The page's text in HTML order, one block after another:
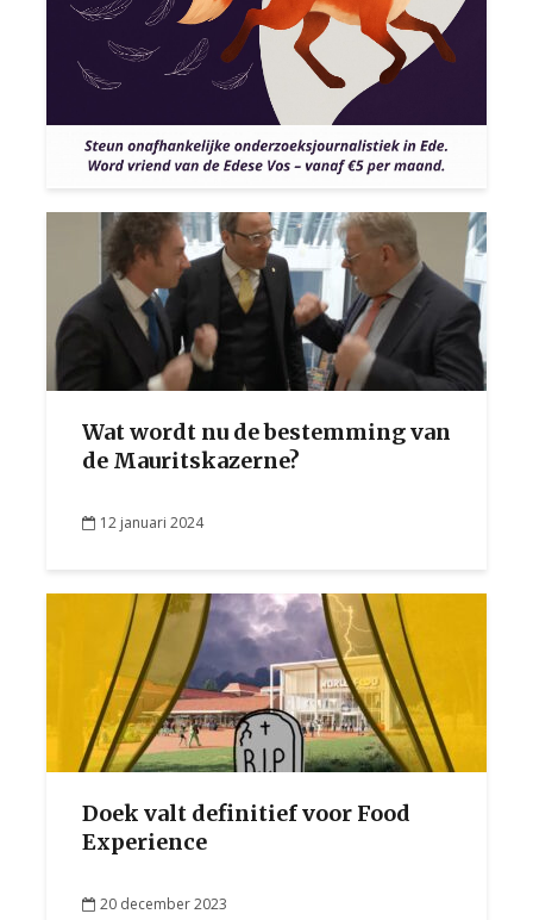
Wat wordt nu de bestemming van
de Mauritskazerne?
12 januari 2024
Doek valt definitief voor Food
Experience
20 december 2023